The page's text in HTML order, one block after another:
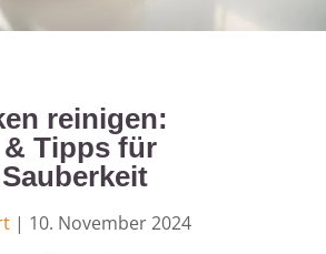
reinigen:
Tipps für
| 10. November 2024